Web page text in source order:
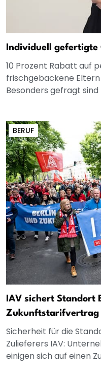
Individuell gefertigte
10 Prozent Rabatt auf
frischgebackene
Besonders gefragt sind
BERUF
IAV sichert
Zukunftstarifvertrag
Sicherheit für die
Zulieferers IAV:
einigen sich auf einen